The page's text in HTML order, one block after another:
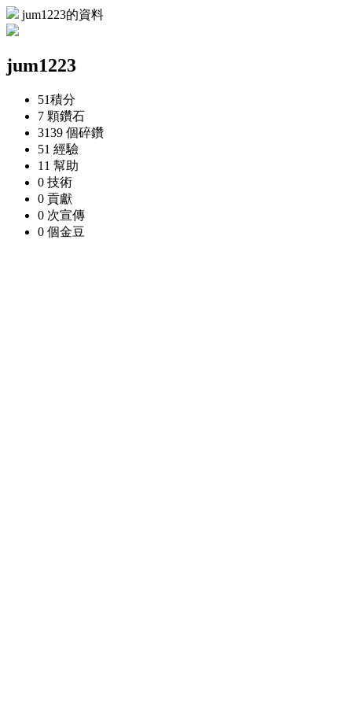
jum1223的資料
jum1223
51積分
7 顆鑽石
3139 個碎鑽
51 經驗
11 幫助
0 技術
0 貢獻
0 次宣傳
0 個金豆